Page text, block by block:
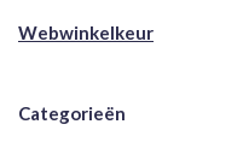
Webwinkelkeur
Categorieën